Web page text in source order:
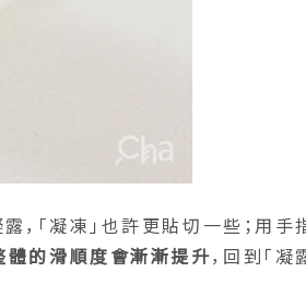
，「凝凍」也許更貼切一些；用手
體的滑順度會漸漸提升，回到「凝